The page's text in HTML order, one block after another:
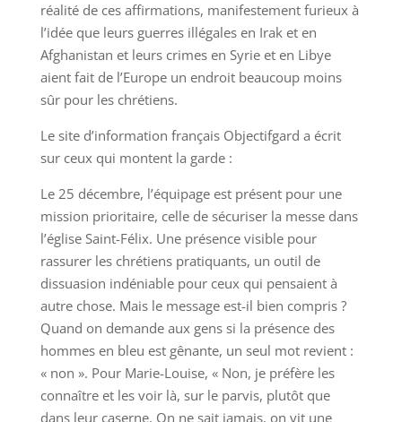
réalité de ces affirmations, manifestement furieux à
l’idée que leurs guerres illégales en Irak et en
Afghanistan et leurs crimes en Syrie et en Libye
aient fait de l’Europe un endroit beaucoup moins
sûr pour les chrétiens.
Le site d’information français Objectifgard a écrit
sur ceux qui montent la garde :
Le 25 décembre, l’équipage est présent pour une
mission prioritaire, celle de sécuriser la messe dans
l’église Saint-Félix. Une présence visible pour
rassurer les chrétiens pratiquants, un outil de
dissuasion indéniable pour ceux qui pensaient à
autre chose. Mais le message est-il bien compris ?
Quand on demande aux gens si la présence des
hommes en bleu est gênante, un seul mot revient :
« non ». Pour Marie-Louise, « Non, je préfère les
connaître et les voir là, sur le parvis, plutôt que
dans leur caserne. On ne sait jamais, on vit une